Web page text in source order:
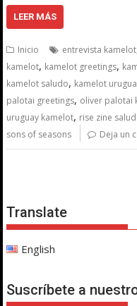
LEER MÁS
Inicio entrevista kamelot
kamelot, kamelot greetings,
kamelot saludo, kamelot
palotai greetings, oliver palotai
uruguay kamelot, rise zine
sons of seasons Deja un
Translate
English
Suscríbete a